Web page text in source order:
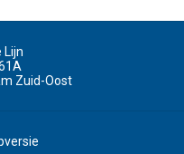
Lijn
Zuid-Oost